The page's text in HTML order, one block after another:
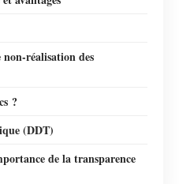
non-réalisation des
?
(DDT)
de la transparence